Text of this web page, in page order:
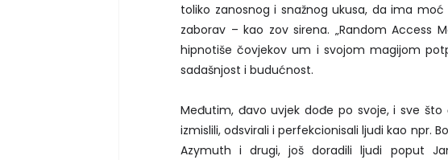
toliko zanosnog i snažnog ukusa, da ima
zaborav – kao zov sirena. „Random Access
hipnotiše čovjekov um i svojom magijom
sadašnjost i budućnost.
Međutim, đavo uvjek dođe po svoje, i sve
izmislili, odsvirali i perfekcionisali ljudi kao npr.
Azymuth i drugi, još doradili ljudi poput